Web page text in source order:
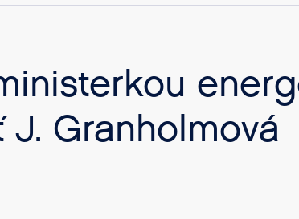
Granholmová